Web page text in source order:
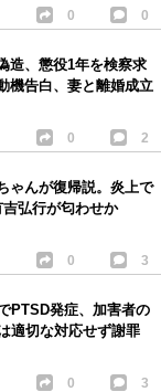
0 0
造、懲役1年を検察求
機告白、妻と離婚成立
0 2
ゃんが復帰説。炎上で
弘行が匂わせか
0 3
PTSD発症、加害者の
適切な対応せず謝罪
0 3